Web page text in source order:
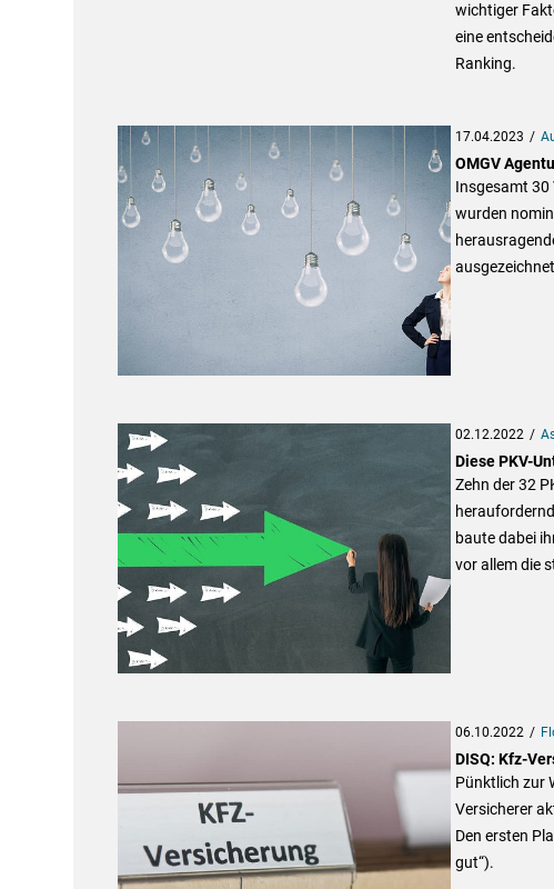
wichtiger
eine
Ranking.
17.04.2023
OMGV
Insgesamt 30
wurden
02.12.2022
Diese PKV-
Zehn der 32
baute dabei
vor allem die
06.10.2022
DISQ: Kfz-
Pünktlich zur
Versicherer
Den ersten
gut“).